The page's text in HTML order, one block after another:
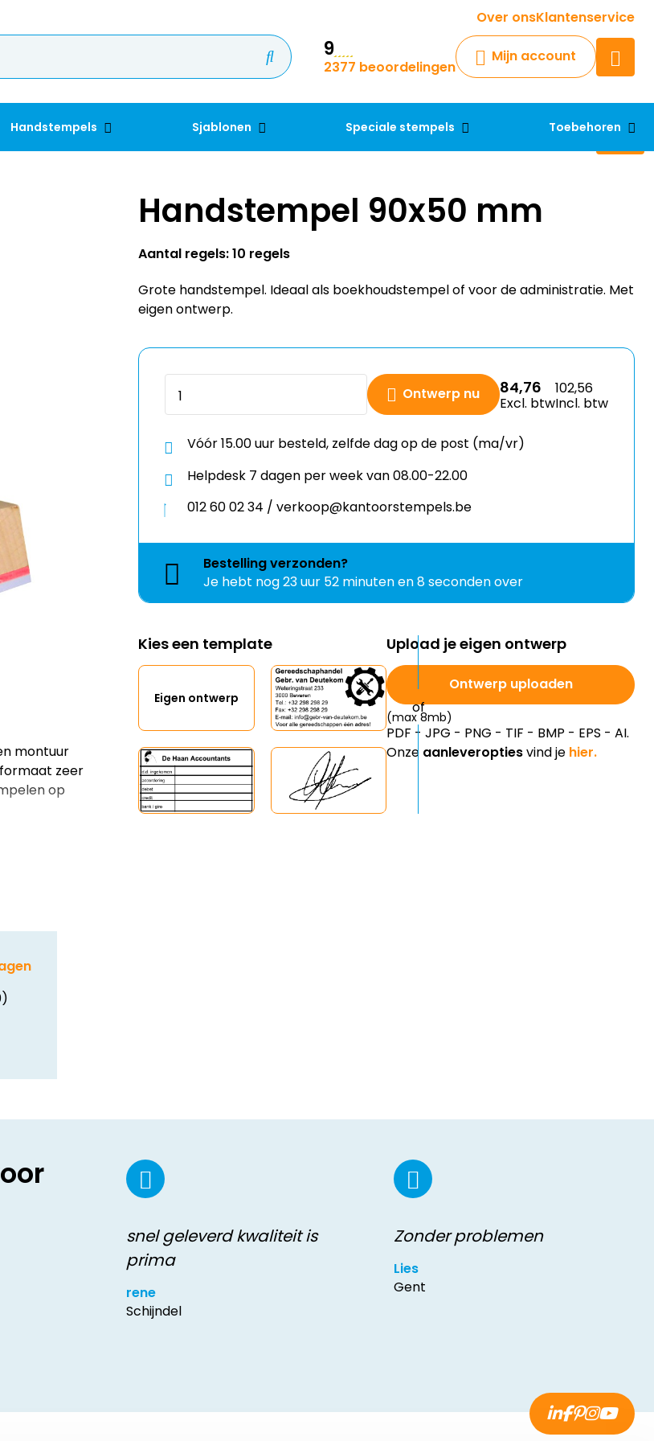
Over onsKlantenservice
9
2377 beoordelingen
Mijn account
Handstempels Sjablonen Speciale stempels Toebehoren
Krijg een antwoord op uw vraag
Chatbot
Chat 24/7 met onze chatbot
Contact
montuur
zeer
op
Handstempel 90x50 mm
Aantal regels: 10 regels
Grote handstempel. Ideaal als boekhoudstempel of voor de administratie. Met
eigen ontwerp.
Ontwerp nu 84,76
Excl. btw
102,56
Incl. btw
Vóór 15.00 uur besteld, zelfde dag op de post (ma/vr)
Helpdesk 7 dagen per week van 08.00-22.00
012 60 02 34 / verkoop@kantoorstempels.be
Bestellingverzonden?
Je hebt nog23 uur 52 minuten en 7 seconden over
Kies een template
Eigen ontwerp
Upload je eigen ontwerp
Ontwerp uploaden
(max 8mb)
PDF - JPG - PNG - TIF - BMP - EPS - AI.
Onze aanleveroptiesvind je hier.
snel geleverd kwaliteit is
prima
rene
Schijndel
Zonder problemen
Lies
Gent